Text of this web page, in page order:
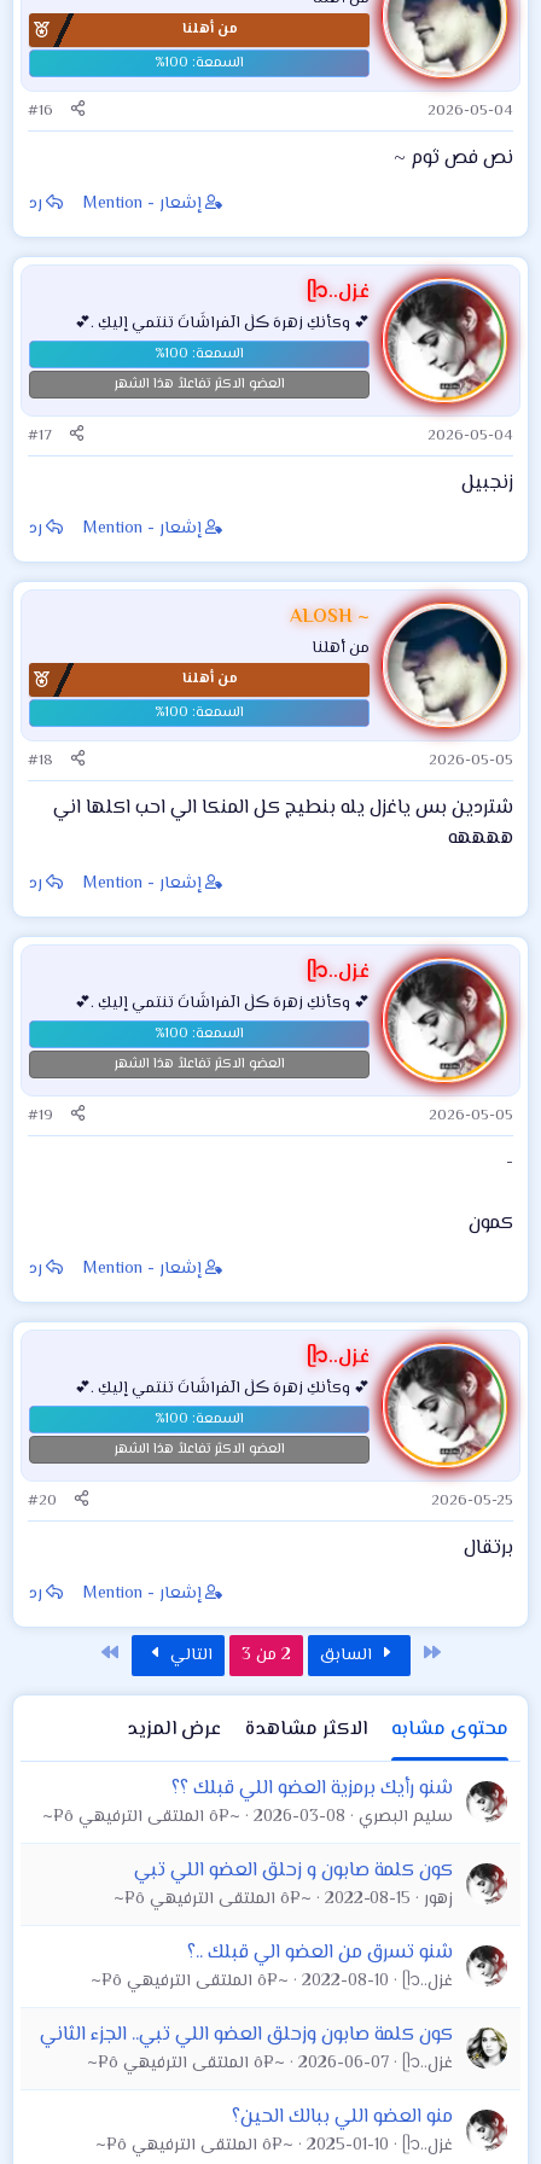
من أهلنا
2026-05-04
#16
نص فص ثوم ~
إشعار - Mention رد
غزل..ᥫ᭡
💕 وكأنكِ زهرهَ ڪلٰ الٓفراشَاتَ تنتمي إليكِ .💕
العضو الاكثر تفاعلاً هذا الشهر
2026-05-04
#17
زنجبيل
إشعار - Mention رد
ALOSH ~
من أهلنا
من أهلنا
2026-05-05
#18
شتردين بس ياغزل يله بنطيج كل المنكا الي احب اكلها اني
ههههه
إشعار - Mention رد
غزل..ᥫ᭡
💕 وكأنكِ زهرهَ ڪلٰ الٓفراشَاتَ تنتمي إليكِ .💕
العضو الاكثر تفاعلاً هذا الشهر
2026-05-05
#19
-
كمون
إشعار - Mention رد
غزل..ᥫ᭡
💕 وكأنكِ زهرهَ ڪلٰ الٓفراشَاتَ تنتمي إليكِ .💕
العضو الاكثر تفاعلاً هذا الشهر
2026-05-25
#20
برتقال
إشعار - Mention رد
الأول السابق 2 من 3 التالي
محتوى مشابه الاكثر مشاهدة
عرض المزيد
شنو رأيك برمزية العضو اللي قبلك ؟؟
سليم البصري 2026-03-08 ~¤ô الملتقى الترفيهي ô¤~
كون كلمة صابون و زحلق العضو اللي تبي
زهور 2022-08-15 ~¤ô الملتقى الترفيهي ô¤~
شنو تسرق من العضو الي قبلك ..؟
غزل..ᥫ᭡ 2022-08-10 ~¤ô الملتقى الترفيهي ô¤~
كون كلمة صابون وزحلق العضو اللي تبي.. الجزء الثاني
غزل..ᥫ᭡ 2026-06-07 ~¤ô الملتقى الترفيهي ô¤~
منو العضو اللي ببالك الحين؟
غزل..ᥫ᭡ 2025-01-10 ~¤ô الملتقى الترفيهي ô¤~